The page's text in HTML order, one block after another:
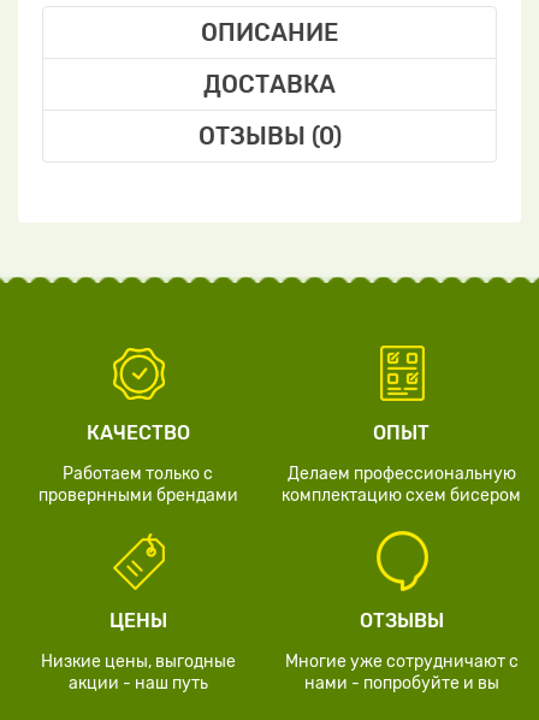
ОПИСАНИЕ
ДОСТАВКА
ОТЗЫВЫ (0)
КАЧЕСТВО
Работаем только с
провернными брендами
ОПЫТ
Делаем профессиональную
комплектацию схем бисером
ЦЕНЫ
Низкие цены, выгодные
акции - наш путь
ОТЗЫВЫ
Многие уже сотрудничают с
нами - попробуйте и вы